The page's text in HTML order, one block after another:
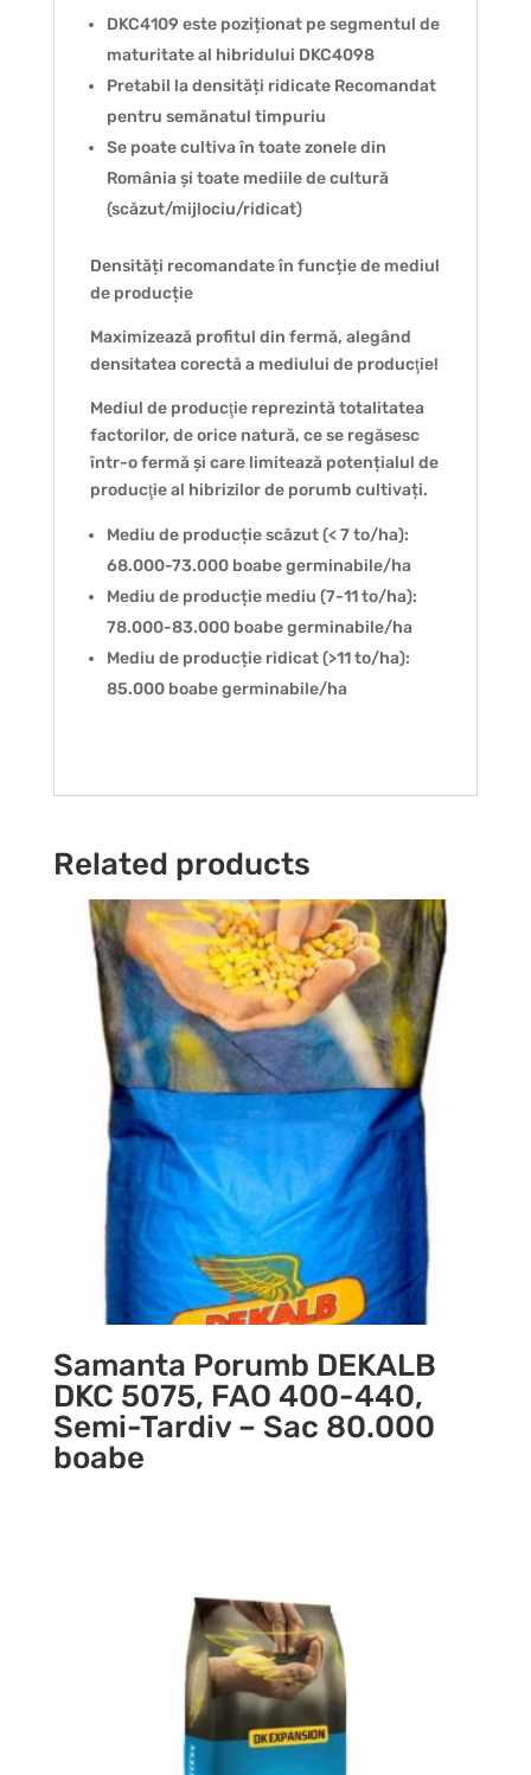
DKC4109 este poziționat pe segmentul de
maturitate al hibridului DKC4098
Pretabil la densități ridicate Recomandat
pentru semănatul timpuriu
Se poate cultiva în toate zonele din
România și toate mediile de cultură
(scăzut/mijlociu/ridicat)
Densități recomandate în funcție de mediul
de producție
Maximizează profitul din fermă, alegând
densitatea corectă a mediului de producţie!
Mediul de producţie reprezintă totalitatea
factorilor, de orice natură, ce se regăsesc
într-o fermă și care limitează potențialul de
producţie al hibrizilor de porumb cultivați.
Mediu de producție scăzut (< 7 to/ha):
68.000-73.000 boabe germinabile/ha
Mediu de producție mediu (7-11 to/ha):
78.000-83.000 boabe germinabile/ha
Mediu de producție ridicat (>11 to/ha):
85.000 boabe germinabile/ha
Related products
Samanta Porumb DEKALB
DKC 5075, FAO 400-440,
Semi-Tardiv – Sac 80.000
boabe